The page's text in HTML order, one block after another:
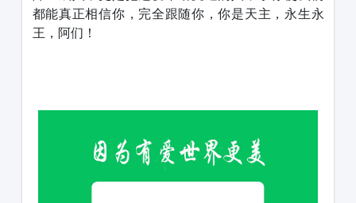
都能真正相信你，完全跟随你，你是天主，永生永
王，阿们！